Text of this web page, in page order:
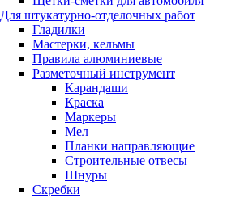
Для штукатурно-отделочных работ
Гладилки
Мастерки, кельмы
Правила алюминиевые
Разметочный инструмент
Карандаши
Краска
Маркеры
Мел
Планки направляющие
Строительные отвесы
Шнуры
Скребки